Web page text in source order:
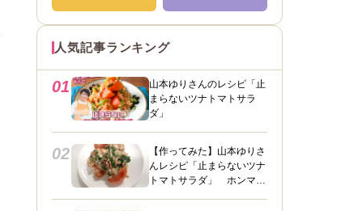
人気記事ランキング
01
山本ゆりさんのレシピ「止
まらないツナトマトサラ
ダ」
02
【作ってみた】山本ゆりさ
んレシピ「止まらないツナ
トマトサラダ」 ホンマに